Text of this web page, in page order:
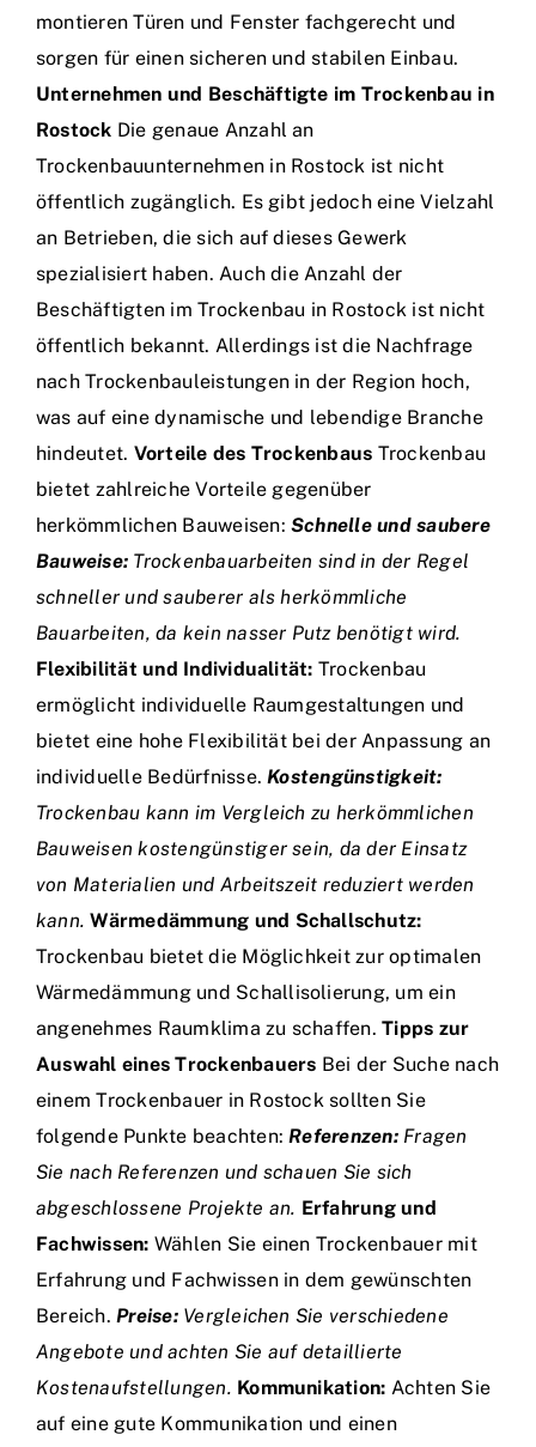
montieren Türen und Fenster fachgerecht und
sorgen für einen sicheren und stabilen Einbau.
Unternehmen und Beschäftigte im Trockenbau in
Rostock Die genaue Anzahl an
Trockenbauunternehmen in Rostock ist nicht
öffentlich zugänglich. Es gibt jedoch eine Vielzahl
an Betrieben, die sich auf dieses Gewerk
spezialisiert haben. Auch die Anzahl der
Beschäftigten im Trockenbau in Rostock ist nicht
öffentlich bekannt. Allerdings ist die Nachfrage
nach Trockenbauleistungen in der Region hoch,
was auf eine dynamische und lebendige Branche
hindeutet. Vorteile des Trockenbaus Trockenbau
bietet zahlreiche Vorteile gegenüber
herkömmlichen Bauweisen:Schnelle und saubere
Bauweise: Trockenbauarbeiten sind in der Regel
schneller und sauberer als herkömmliche
Bauarbeiten, da kein nasser Putz benötigt wird.
Flexibilität und Individualität: Trockenbau
ermöglicht individuelle Raumgestaltungen und
bietet eine hohe Flexibilität bei der Anpassung an
individuelle Bedürfnisse.Kostengünstigkeit:
Trockenbau kann im Vergleich zu herkömmlichen
Bauweisen kostengünstiger sein, da der Einsatz
von Materialien und Arbeitszeit reduziert werden
kann.Wärmedämmung und Schallschutz:
Trockenbau bietet die Möglichkeit zur optimalen
Wärmedämmung und Schallisolierung, um ein
angenehmes Raumklima zu schaffen.Tipps zur
Auswahl eines Trockenbauers Bei der Suche nach
einem Trockenbauer in Rostock sollten Sie
folgende Punkte beachten:Referenzen:Fragen
Sie nach Referenzen und schauen Sie sich
abgeschlossene Projekte an. Erfahrung und
Fachwissen: Wählen Sie einen Trockenbauer mit
Erfahrung und Fachwissen in dem gewünschten
Bereich.Preise:Vergleichen Sie verschiedene
Angebote und achten Sie auf detaillierte
Kostenaufstellungen. Kommunikation: Achten Sie
auf eine gute Kommunikation und einen